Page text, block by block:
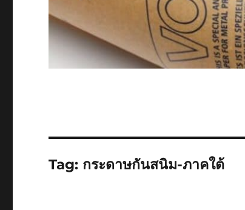
Tag: กระดาษกันสนิม-ภาคใต้